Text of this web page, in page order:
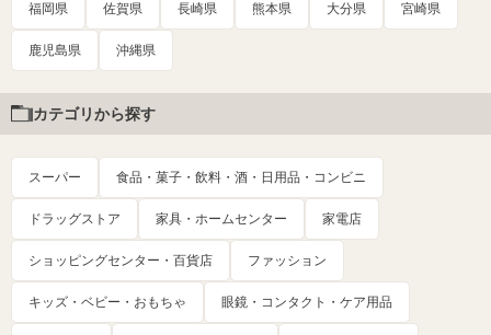
福岡県 佐賀県 長崎県 熊本県 大分県 宮崎県
鹿児島県 沖縄県
カテゴリから探す
スーパー 食品・菓子・飲料・酒・日用品・コンビニ
ドラッグストア 家具・ホームセンター 家電店
ショッピングセンター・百貨店 ファッション
キッズ・ベビー・おもちゃ 眼鏡・コンタクト・ケア用品